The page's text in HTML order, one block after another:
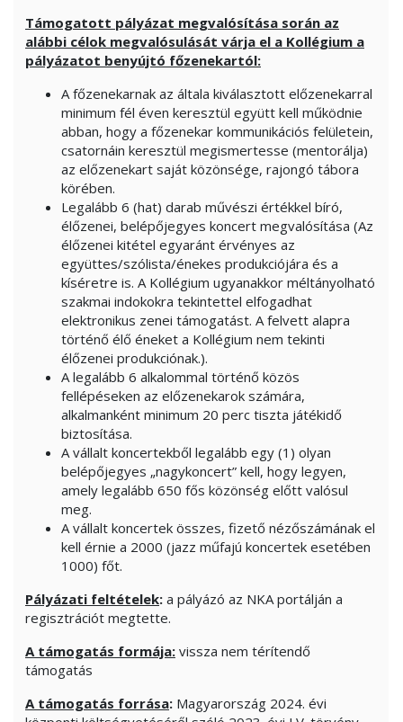
Támogatott pályázat megvalósítása során az
alábbi célok megvalósulását várja el a Kollégium a
pályázatot benyújtó főzenekartól:
A főzenekarnak az általa kiválasztott előzenekarral
minimum fél éven keresztül együtt kell működnie
abban, hogy a főzenekar kommunikációs felületein,
csatornáin keresztül megismertesse (mentorálja)
az előzenekart saját közönsége, rajongó tábora
körében.
Legalább 6 (hat) darab művészi értékkel bíró,
élőzenei, belépőjegyes koncert megvalósítása (Az
élőzenei kitétel egyaránt érvényes az
együttes/szólista/énekes produkciójára és a
kíséretre is. A Kollégium ugyanakkor méltányolható
szakmai indokokra tekintettel elfogadhat
elektronikus zenei támogatást. A felvett alapra
történő élő éneket a Kollégium nem tekinti
élőzenei produkciónak.).
A legalább 6 alkalommal történő közös
fellépéseken az előzenekarok számára,
alkalmanként minimum 20 perc tiszta játékidő
biztosítása.
A vállalt koncertekből legalább egy (1) olyan
belépőjegyes „nagykoncert” kell, hogy legyen,
amely legalább 650 fős közönség előtt valósul
meg.
A vállalt koncertek összes, fizető nézőszámának el
kell érnie a 2000 (jazz műfajú koncertek esetében
1000) főt.
Pályázati feltételek: a pályázó az NKA portálján a
regisztrációt megtette.
A támogatás formája: vissza nem térítendő
támogatás
A támogatás forrása: Magyarország 2024. évi